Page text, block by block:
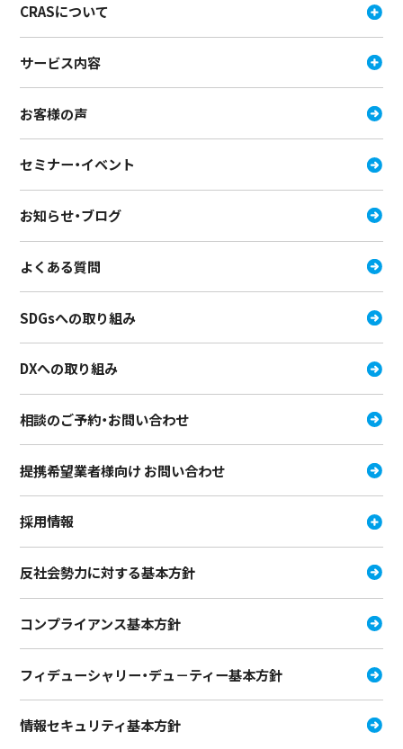
CRASについて
サービス内容
お客様の声
セミナー・イベント
お知らせ・ブログ
よくある質問
SDGsへの取り組み
DXへの取り組み
相談のご予約・お問い合わせ
提携希望業者様向け お問い合わせ
採用情報
反社会勢力に対する基本方針
コンプライアンス基本方針
フィデューシャリー・デュ－ティー基本方針
情報セキュリティ基本方針